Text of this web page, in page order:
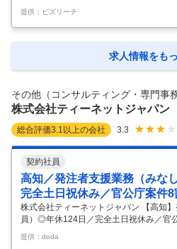
が異なる場合があります ■職務内容 当
場・下水処理場・し尿処理場・民間工
ナンスに関する積算業務を行う部署で
段階（受注前）案件の営業が作成する
業務（7～8割） ・受注済み案件の予算
…
提供：ビズリーチ
求人情報をも
その他（コンサルティング・専門事
株式会社ティーネットジャパン
総合評価3.1 以上の会社 3.3
契約社員
高知／発注者支援業務（みな
完全土日祝休み／官公庁案件8
株式会社ティーネットジャパン 【高知
員）◎年休124日／完全土日祝休み／官
容】 【高知】発注者支援業務（みなし
祝休み／官公庁案件8割以上◎ 【具体的
提供：doda